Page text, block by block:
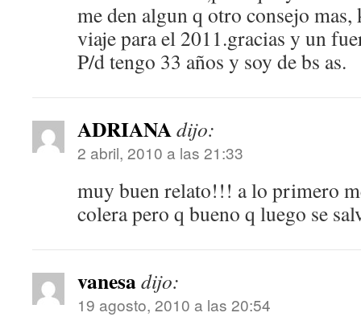
me den algun q otro consejo
viaje para el 2011.gracias y un
P/d tengo 33 años y soy de bs as.
ADRIANAdijo:
2 abril, 2010 a las 21:33
muy buen relato!!! a lo primero
colera pero q bueno q luego se
vanesadijo:
19 agosto, 2010 a las 20:54